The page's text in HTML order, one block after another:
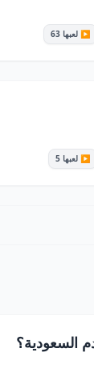
▶️ لعبها 63
▶️ لعبها 5
السعودية؟